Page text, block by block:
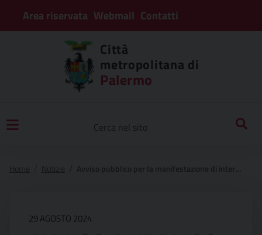
Area riservata Webmail Contatti
Città
metropolitana di
Palermo
29 AGOSTO 2024